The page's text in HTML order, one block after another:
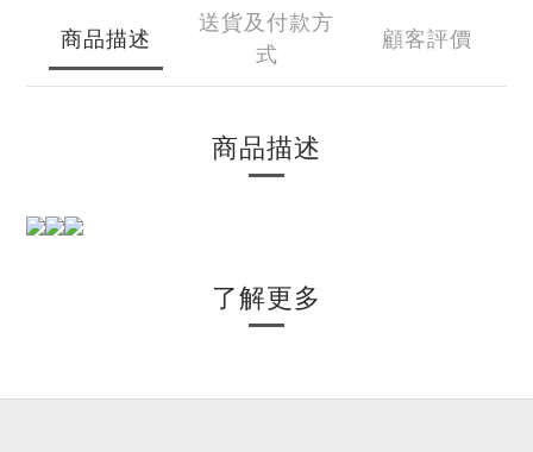
商品描述
送貨及付款方
式
顧客評價
商品描述
了解更多